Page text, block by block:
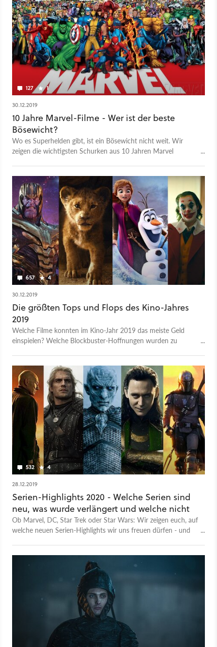
127 1
30.12.2019
10 Jahre Marvel-Filme - Wer ist der beste
Bösewicht?
Wo es Superhelden gibt, ist ein Bösewicht nicht weit. Wir
zeigen die wichtigsten Schurken aus 10 Jahren Marvel
657 4
30.12.2019
Die größten Tops und Flops des Kino-Jahres
2019
Welche Filme konnten im Kino-Jahr 2019 das meiste Geld
einspielen? Welche Blockbuster-Hoffnungen wurden zu
532 4
28.12.2019
Serien-Highlights 2020 - Welche Serien sind
neu, was wurde verlängert und welche nicht
Ob Marvel, DC, Star Trek oder Star Wars: Wir zeigen euch, auf
welche neuen Serien-Highlights wir uns freuen dürfen - und